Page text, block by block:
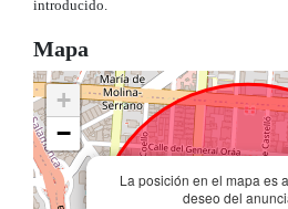
introducido.
Mapa
La posición en el mapa es
deseo del
+
−